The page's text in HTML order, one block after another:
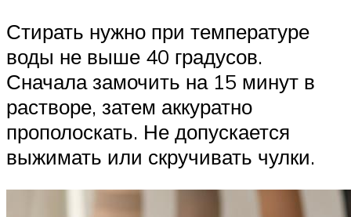
Стирать нужно при температуре
воды не выше 40 градусов.
Сначала замочить на 15 минут в
растворе, затем аккуратно
прополоскать. Не допускается
выжимать или скручивать чулки.